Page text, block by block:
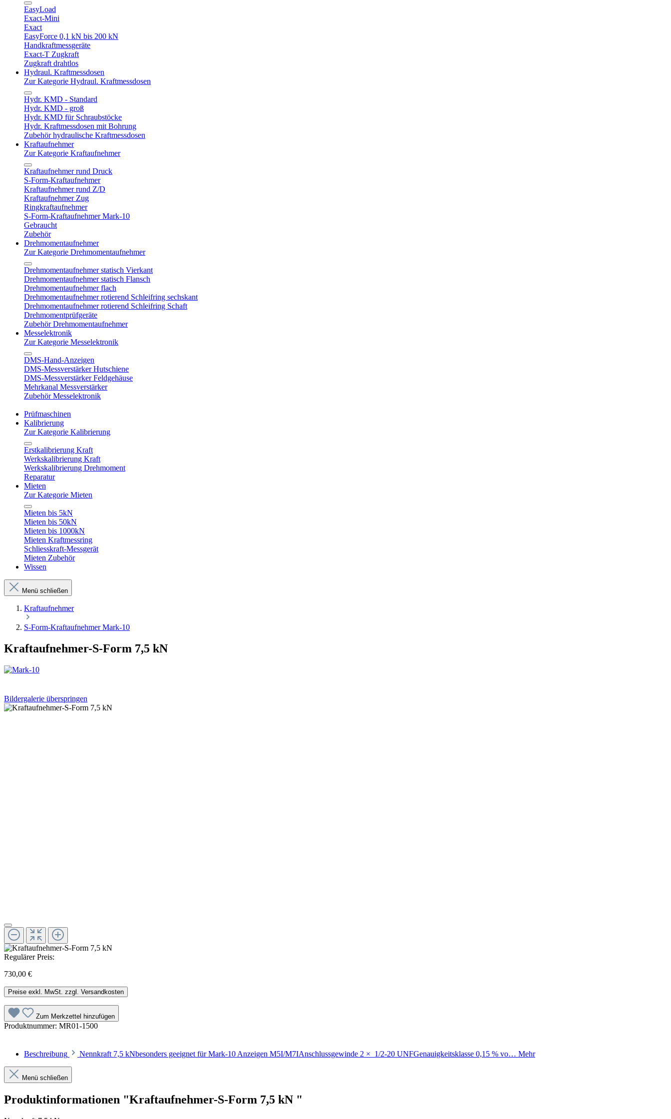
EasyLoad
Exact-Mini
Exact
EasyForce 0,1 kN bis 200 kN
Handkraftmessgeräte
Exact-T Zugkraft
Zugkraft drahtlos
Hydraul. Kraftmessdosen
Zur Kategorie Hydraul. Kraftmessdosen
Hydr. KMD - Standard
Hydr. KMD - groß
Hydr. KMD für Schraubstöcke
Hydr. Kraftmessdosen mit Bohrung
Zubehör hydraulische Kraftmessdosen
Kraftaufnehmer
Zur Kategorie Kraftaufnehmer
Kraftaufnehmer rund Druck
S-Form-Kraftaufnehmer
Kraftaufnehmer rund Z/D
Kraftaufnehmer Zug
Ringkraftaufnehmer
S-Form-Kraftaufnehmer Mark-10
Gebraucht
Zubehör
Drehmomentaufnehmer
Zur Kategorie Drehmomentaufnehmer
Drehmomentaufnehmer statisch Vierkant
Drehmomentaufnehmer statisch Flansch
Drehmomentaufnehmer flach
Drehmomentaufnehmer rotierend Schleifring sechskant
Drehmomentaufnehmer rotierend Schleifring Schaft
Drehmomentprüfgeräte
Zubehör Drehmomentaufnehmer
Messelektronik
Zur Kategorie Messelektronik
DMS-Hand-Anzeigen
DMS-Messverstärker Hutschiene
DMS-Messverstärker Feldgehäuse
Mehrkanal Messverstärker
Zubehör Messelektronik
Prüfmaschinen
Kalibrierung
Zur Kategorie Kalibrierung
Erstkalibrierung Kraft
Werkskalibrierung Kraft
Werkskalibrierung Drehmoment
Reparatur
Mieten
Zur Kategorie Mieten
Mieten bis 5kN
Mieten bis 50kN
Mieten bis 1000kN
Mieten Kraftmessring
Schliesskraft-Messgerät
Mieten Zubehör
Wissen
Menü schließen
Kraftaufnehmer
S-Form-Kraftaufnehmer Mark-10
Kraftaufnehmer-S-Form 7,5 kN
Bildergalerie überspringen
Regulärer Preis:
730,00 €
Preise exkl. MwSt. zzgl. Versandkosten
Zum Merkzettel hinzufügen
Produktnummer: MR01-1500
Beschreibung Nennkraft 7,5 kNbesonders geeignet für Mark-10 Anzeigen M5I/M7IAnschlussgewinde 2 × 1/2-20 UNFGenauigkeitsklasse 0,15 % vo… Mehr
Menü schließen
Produktinformationen "Kraftaufnehmer-S-Form 7,5 kN "